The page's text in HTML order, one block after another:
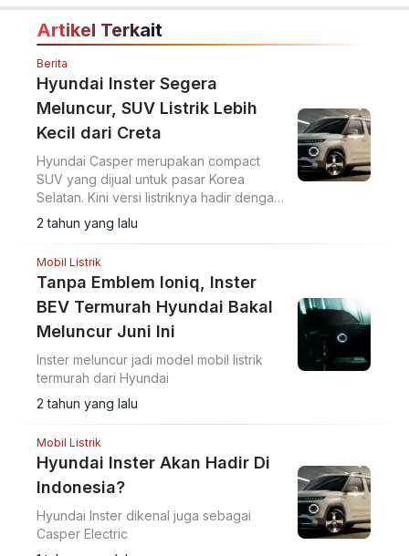
Teknologi Elektrifikasi
Artikel Terkait
Berita
Hyundai Inster Segera
Meluncur, SUV Listrik Lebih
Kecil dari Creta
Hyundai Casper merupakan compact
SUV yang dijual untuk pasar Korea
Selatan. Kini versi listriknya hadir dengan
nama Inster.
2 tahun yang lalu
Mobil Listrik
Tanpa Emblem Ioniq, Inster
BEV Termurah Hyundai Bakal
Meluncur Juni Ini
Inster meluncur jadi model mobil listrik
termurah dari Hyundai
2 tahun yang lalu
Mobil Listrik
Hyundai Inster Akan Hadir Di
Indonesia?
Hyundai Inster dikenal juga sebagai
Casper Electric